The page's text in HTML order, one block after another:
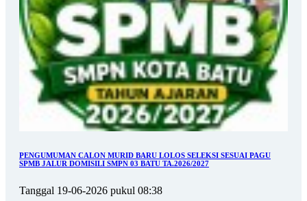
PENGUMUMAN CALON MURID BARU LOLOS SELEKSI SESUAI PAGU
SPMB JALUR DOMISILI SMPN 03 BATU TA.2026/2027
Tanggal 19-06-2026 pukul 08:38